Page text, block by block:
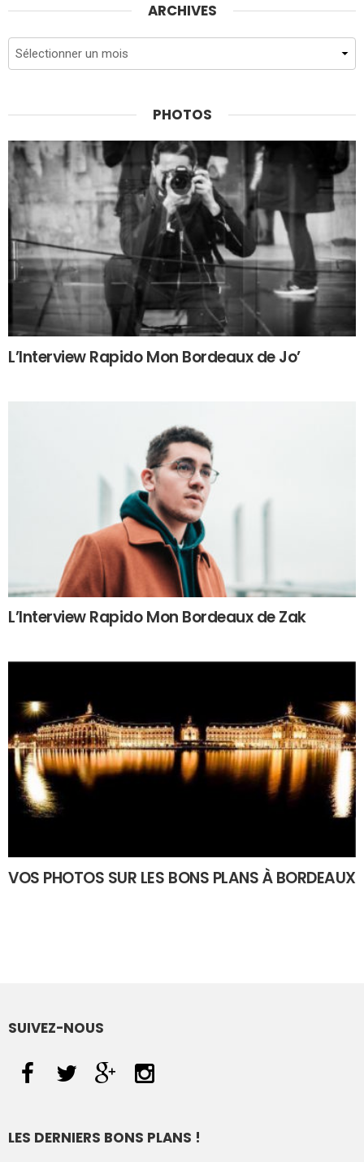
ARCHIVES
Archives
PHOTOS
L’Interview Rapido Mon Bordeaux de Jo’
L’Interview Rapido Mon Bordeaux de Zak
VOS PHOTOS SUR LES BONS PLANS À BORDEAUX
SUIVEZ-NOUS
LES DERNIERS BONS PLANS !